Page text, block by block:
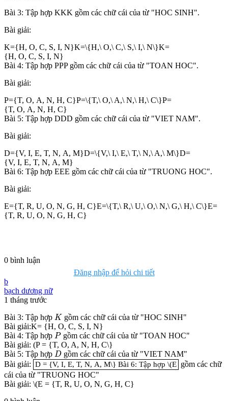
Bài 3: Tập hợp KKK gồm các chữ cái của từ "HOC SINH".
Bài giải:
K={H, O, C, S, I, N}K=\{H,\ O,\ C,\ S,\ I,\ N\}K=
{H, O, C, S, I, N}
Bài 4: Tập hợp PPP gồm các chữ cái của từ "TOAN HOC".
Bài giải:
P={T, O, A, N, H, C}P=\{T,\ O,\ A,\ N,\ H,\ C\}P=
{T, O, A, N, H, C}
Bài 5: Tập hợp DDD gồm các chữ cái của từ "VIET NAM".
Bài giải:
D={V, I, E, T, N, A, M}D=\{V,\ I,\ E,\ T,\ N,\ A,\ M\}D=
{V, I, E, T, N, A, M}
Bài 6: Tập hợp EEE gồm các chữ cái của từ "TRUONG HOC".
Bài giải:
E={T, R, U, O, N, G, H, C}E=\{T,\ R,\ U,\ O,\ N,\ G,\ H,\ C\}E=
{T, R, U, O, N, G, H, C}
0 bình luận
Đăng nhập để hỏi chi tiết
b
bạch dương nữ
1 tháng trước
Bài 3: Tập hợp K
Kgồm các chữ cái của từ "HOC SINH"
Bài giải:K= {H, O, C, S, I, N}
Bài 4: Tập hợp P
P gồm các chữ cái của từ "TOAN HOC"
Bài giải: (P = {T, O, A, N, H, C\}
Bài 5: Tập hợp D
D gồm các chữ cái của từ "VIET NAM"
Bài giải: D = {V, I, E, T, N, A, M\} Bài 6: Tập hợp \(E
D = {V, I, E, T, N, A, M\} Bài 6: Tập hợp \(E
gồm các chữ
cái của từ "TRUONG HOC"
Bài giải: \(E = {T, R, U, O, N, G, H, C}